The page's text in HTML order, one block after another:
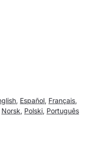
, Español, Français,
Norsk, Polski, Português